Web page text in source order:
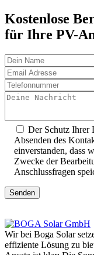
Kostenlose
für Ihre PV-
Der Schutz Ihrer
Absenden des
einverstanden, dass
Zwecke der
Anschlussfragen
Senden
Wir bei Boga Solar
effiziente Lösung zu